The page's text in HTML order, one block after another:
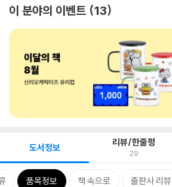
이 분야의 이벤트 13
도서정보 리뷰/한줄평
29
품목정보 책 속으로 출판사 리뷰